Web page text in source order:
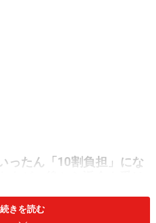
ったん「10割負担」にな
証（マイナ保険証）を提示でき
続きを読む